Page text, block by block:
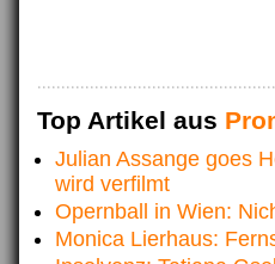
Top Artikel aus
Julian Assange goes
wird verfilmt
Opernball in Wien:
Monica Lierhaus: